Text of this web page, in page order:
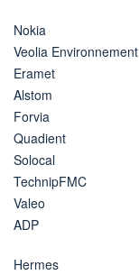
Nokia
Veolia Environnement
Eramet
Alstom
Forvia
Quadient
Solocal
TechnipFMC
Valeo
ADP
Hermes